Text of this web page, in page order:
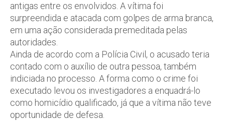
antigas entre os envolvidos. A vítima foi
surpreendida e atacada com golpes de arma branca,
em uma ação considerada premeditada pelas
autoridades.
Ainda de acordo com a Polícia Civil, o acusado teria
contado com o auxílio de outra pessoa, também
indiciada no processo. A forma como o crime foi
executado levou os investigadores a enquadrá-lo
como homicídio qualificado, já que a vítima não teve
oportunidade de defesa.